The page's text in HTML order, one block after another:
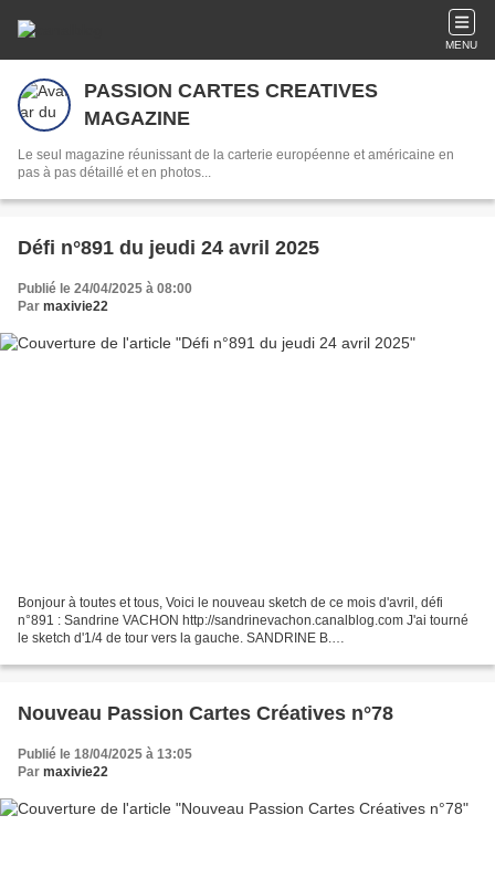
MENU
PASSION CARTES CREATIVES
MAGAZINE
Le seul magazine réunissant de la carterie européenne et américaine en
pas à pas détaillé et en photos...
Défi n°891 du jeudi 24 avril 2025
Publié le 24/04/2025 à 08:00
Par maxivie22
Bonjour à toutes et tous, Voici le nouveau sketch de ce mois d'avril, défi
n°891 : Sandrine VACHON http://sandrinevachon.canalblog.com J'ai tourné
le sketch d'1/4 de tour vers la gauche. SANDRINE B.
Nouveau Passion Cartes Créatives n°78
Publié le 18/04/2025 à 13:05
Par maxivie22